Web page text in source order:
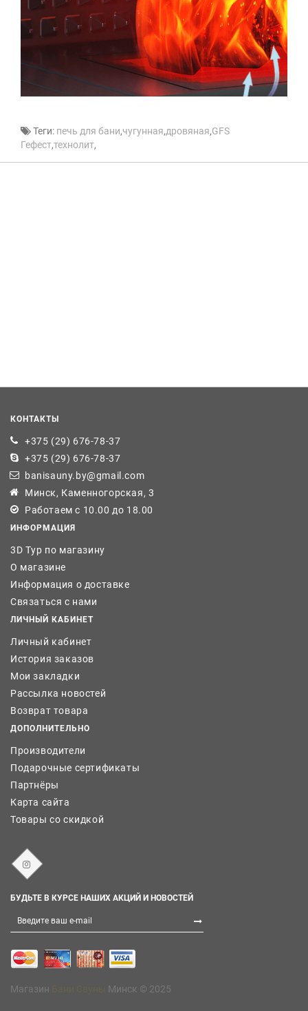
Теги: печь для бани,чугунная,дровяная,GFS
Гефест,технолит,
КОНТАКТЫ
+375 (29) 676-78-37
+375 (29) 676-78-37
banisauny.by@gmail.com
Минск, Каменногорская, 3
Работаем с 10.00 до 18.00
ИНФОРМАЦИЯ
3D Тур по магазину
О магазине
Информация о доставке
Связаться с нами
ЛИЧНЫЙ КАБИНЕТ
Личный кабинет
История заказов
Мои закладки
Рассылка новостей
Возврат товара
ДОПОЛНИТЕЛЬНО
Производители
Подарочные сертификаты
Партнёры
Карта сайта
Товары со скидкой
БУДЬТЕ В КУРСЕ НАШИХ АКЦИЙ И НОВОСТЕЙ
Магазин Минск © 2025